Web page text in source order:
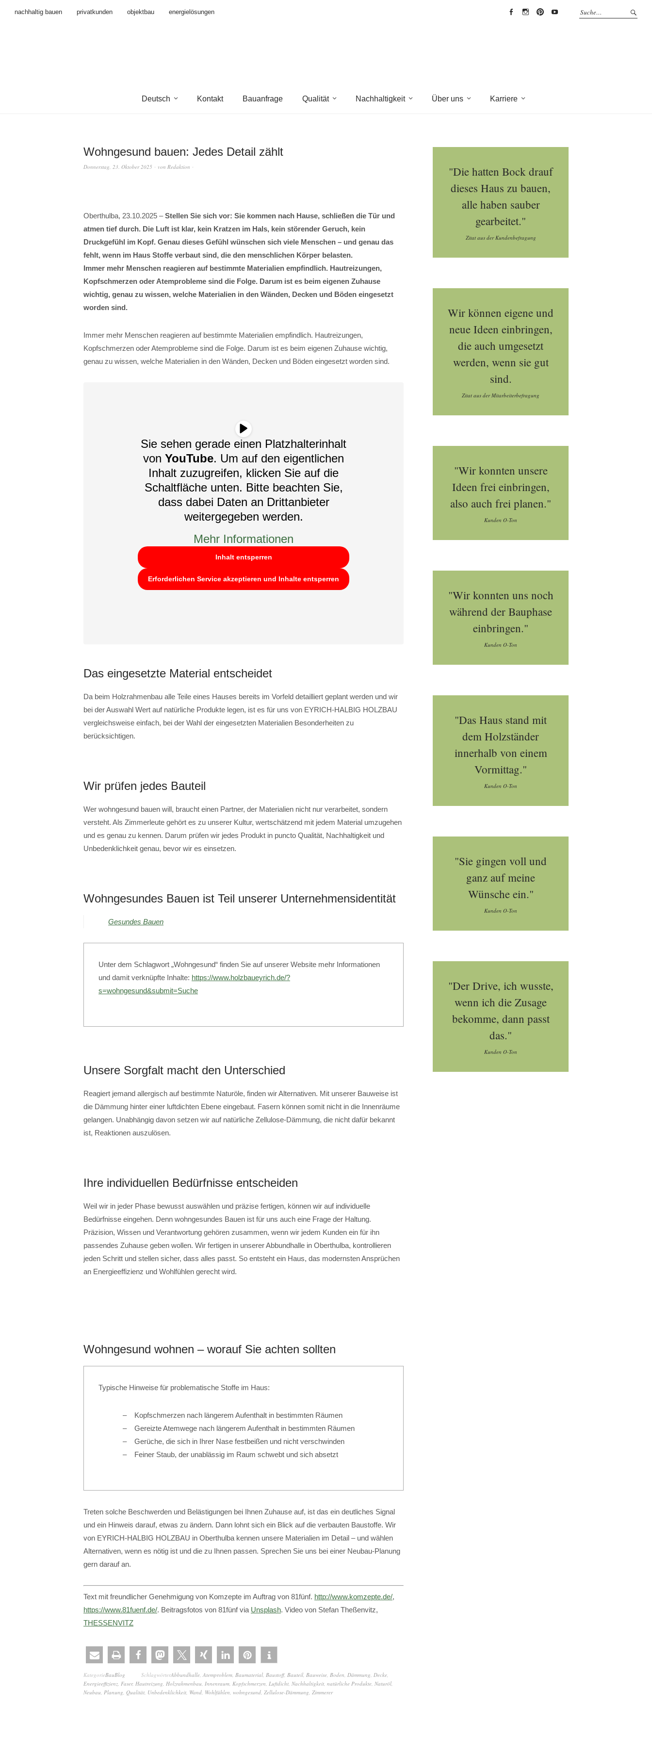
nachhaltig bauen privatkunden objektbau
energielösungen
Deutsch Kontakt Bauanfrage Qualität Nachhaltigkeit Über uns Karriere
Wohngesund bauen: Jedes Detail zählt
Donnerstag, 23. Oktober 2025 von Redaktion
Oberthulba, 23.10.2025 –Stellen Sie sich vor: Sie kommen nach Hause, schließen die Tür und
atmen tief durch. Die Luft ist klar, kein Kratzen im Hals, kein störender Geruch, kein
Druckgefühl im Kopf. Genau dieses Gefühl wünschen sich viele Menschen – und genau das
fehlt, wenn im Haus Stoffe verbaut sind, die den menschlichen Körper belasten.
Immer mehr Menschen reagieren auf bestimmte Materialien empfindlich. Hautreizungen,
Kopfschmerzen oder Atemprobleme sind die Folge. Darum ist es beim eigenen Zuhause
wichtig, genau zu wissen, welche Materialien in den Wänden, Decken und Böden eingesetzt
worden sind.
Immer mehr Menschen reagieren auf bestimmte Materialien empfindlich. Hautreizungen,
Kopfschmerzen oder Atemprobleme sind die Folge. Darum ist es beim eigenen Zuhause wichtig,
genau zu wissen, welche Materialien in den Wänden, Decken und Böden eingesetzt worden sind.
Sie sehen gerade einen Platzhalterinhalt
von YouTube. Um auf den eigentlichen
Inhalt zuzugreifen, klicken Sie auf die
Schaltfläche unten. Bitte beachten Sie,
dass dabei Daten an Drittanbieter
weitergegeben werden.
Mehr Informationen
Inhalt entsperren
Erforderlichen Service akzeptieren und Inhalte entsperren
Das eingesetzte Material entscheidet
Da beim Holzrahmenbau alle Teile eines Hauses bereits im Vorfeld detailliert geplant werden und wir
bei der Auswahl Wert auf natürliche Produkte legen, ist es für uns von EYRICH-HALBIG HOLZBAU
vergleichsweise einfach, bei der Wahl der eingesetzten Materialien Besonderheiten zu
berücksichtigen.
Wir prüfen jedes Bauteil
Wer wohngesund bauen will, braucht einen Partner, der Materialien nicht nur verarbeitet, sondern
versteht. Als Zimmerleute gehört es zu unserer Kultur, wertschätzend mit jedem Material umzugehen
und es genau zu kennen. Darum prüfen wir jedes Produkt in puncto Qualität, Nachhaltigkeit und
Unbedenklichkeit genau, bevor wir es einsetzen.
Wohngesundes Bauen ist Teil unserer Unternehmensidentität
Gesundes Bauen
Unter dem Schlagwort „Wohngesund“ finden Sie auf unserer Website mehr Informationen
und damit verknüpfte Inhalte: https://www.holzbaueyrich.de/?
s=wohngesund&submit=Suche
Unsere Sorgfalt macht den Unterschied
Reagiert jemand allergisch auf bestimmte Naturöle, finden wir Alternativen. Mit unserer Bauweise ist
die Dämmung hinter einer luftdichten Ebene eingebaut. Fasern können somit nicht in die Innenräume
gelangen. Unabhängig davon setzen wir auf natürliche Zellulose-Dämmung, die nicht dafür bekannt
ist, Reaktionen auszulösen.
Ihre individuellen Bedürfnisse entscheiden
Weil wir in jeder Phase bewusst auswählen und präzise fertigen, können wir auf individuelle
Bedürfnisse eingehen. Denn wohngesundes Bauen ist für uns auch eine Frage der Haltung.
Präzision, Wissen und Verantwortung gehören zusammen, wenn wir jedem Kunden ein für ihn
passendes Zuhause geben wollen. Wir fertigen in unserer Abbundhalle in Oberthulba, kontrollieren
jeden Schritt und stellen sicher, dass alles passt. So entsteht ein Haus, das modernsten Ansprüchen
an Energieeffizienz und Wohlfühlen gerecht wird.
Wohngesund wohnen – worauf Sie achten sollten
Typische Hinweise für problematische Stoffe im Haus:
Kopfschmerzen nach längerem Aufenthalt in bestimmten Räumen
Gereizte Atemwege nach längerem Aufenthalt in bestimmten Räumen
Gerüche, die sich in Ihrer Nase festbeißen und nicht verschwinden
Feiner Staub, der unablässig im Raum schwebt und sich absetzt
Treten solche Beschwerden und Belästigungen bei Ihnen Zuhause auf, ist das ein deutliches Signal
und ein Hinweis darauf, etwas zu ändern. Dann lohnt sich ein Blick auf die verbauten Baustoffe. Wir
von EYRICH-HALBIG HOLZBAU in Oberthulba kennen unsere Materialien im Detail – und wählen
Alternativen, wenn es nötig ist und die zu Ihnen passen. Sprechen Sie uns bei einer Neubau-Planung
gern darauf an.
Text mit freundlicher Genehmigung von Komzepte im Auftrag von 81fünf. http://www.komzepte.de/,
https://www.81fuenf.de/. Beitragsfotos von 81fünf via Unsplash. Video von Stefan Theßenvitz,
THESSENVITZ
KategorieBauBlog SchlagwörterAbbundhalle Atemproblem Baumaterial Baustoff, Bauteil Bauweise Boden Dämmung Decke
Energieeffizienz Faser, Hautreizung Holzrahmenbau Innenraum Kopfschmerzen Luftdicht Nachhaltigkeit natürliche Produkte Naturöl
Neubau Planung Qualität Unbedenklichkeit Wand Wohlfühlen wohngesund Zellulose-Dämmung Zimmerer
"Die hatten Bock drauf
dieses Haus zu bauen,
alle haben sauber
gearbeitet."
Zitat aus der Kundenbefragung
Wir können eigene und
neue Ideen einbringen,
die auch umgesetzt
werden, wenn sie gut
sind.
Zitat aus der Mitarbeiterbefragung
"Wir konnten unsere
Ideen frei einbringen,
also auch frei planen."
Kunden O-Ton
"Wir konnten uns noch
während der Bauphase
einbringen."
Kunden O-Ton
"Das Haus stand mit
dem Holzständer
innerhalb von einem
Vormittag."
Kunden O-Ton
"Sie gingen voll und
ganz auf meine
Wünsche ein."
Kunden O-Ton
"Der Drive, ich wusste,
wenn ich die Zusage
bekomme, dann passt
das."
Kunden O-Ton